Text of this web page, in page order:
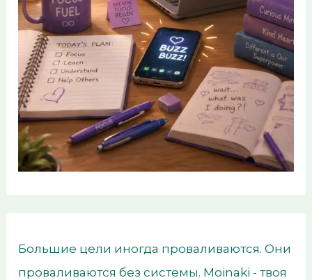
Большие цели иногда проваливаются. Они
проваливаются без системы. Moinaki - твоя